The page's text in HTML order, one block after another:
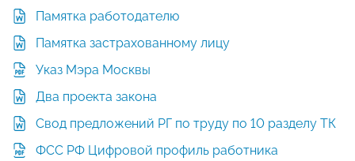
Памятка работодателю
Памятка застрахованному лицу
Указ Мэра Москвы
Два проекта закона
Свод предложений РГ по труду по 10 разделу ТК
ФСС РФ Цифровой профиль работника